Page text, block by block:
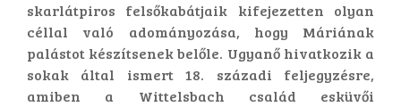
skarlátpiros felsőkabátjaik kifejezetten olyan
céllal való adományozása, hogy Máriának
palástot készítsenek belőle. Ugyanő hivatkozik a
sokak által ismert 18. századi feljegyzésre,
amiben a Wittelsbach család esküvői